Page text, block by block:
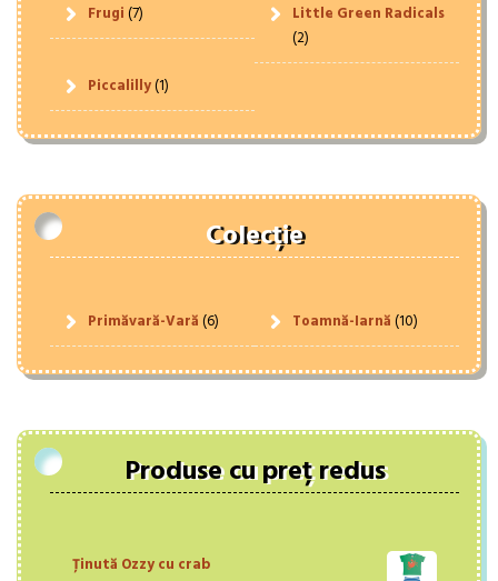
Frugi(7)
Little Green Radicals
(2)
Piccalilly(1)
Colecție
Primăvară-Vară(6) Toamnă-Iarnă(10)
Produse cu preț redus
Ținută Ozzy cu crab